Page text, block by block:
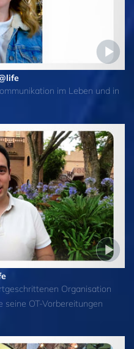
im Leben und in
Organisation
OT‑Vorbereitungen